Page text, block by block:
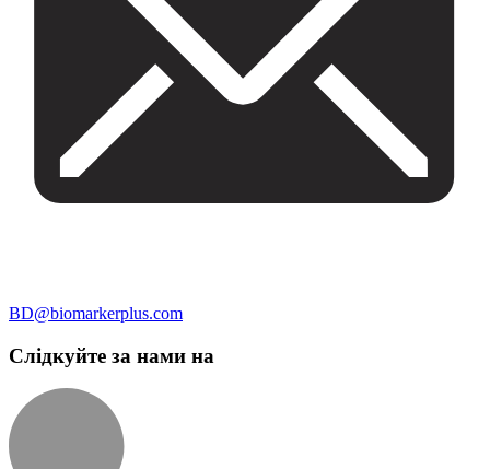
BD@biomarkerplus.com
Слідкуйте за нами на